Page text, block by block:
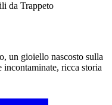
da Trappeto
un gioiello nascosto sulla
incontaminate, ricca storia